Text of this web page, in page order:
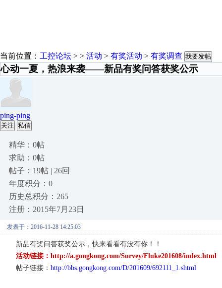
当前位置： 工控论坛 > > 活动 > 有奖活动 > 有奖调查 我要发帖
心动一夏，热浪来袭——新品有奖问答获奖公示
ping-ping
关注 私信
精华：0帖
求助：0帖
帖子：19帖 | 26回
年度积分：0
历史总积分：265
注册：2015年7月23日
发表于：2016-11-28 14:25:03
新品有奖问答获奖公示，快来看看有没有你！！
活动链接： http://a.gongkong.com/Survey/Fluke201608/index.html
帖子链接： http://bbs.gongkong.com/D/201609/692111_1.shtml